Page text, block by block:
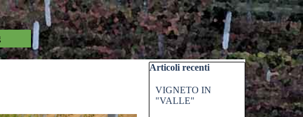
Salta blocco Articoli recenti
Articoli recenti
VIGNETO IN
"VALLE"